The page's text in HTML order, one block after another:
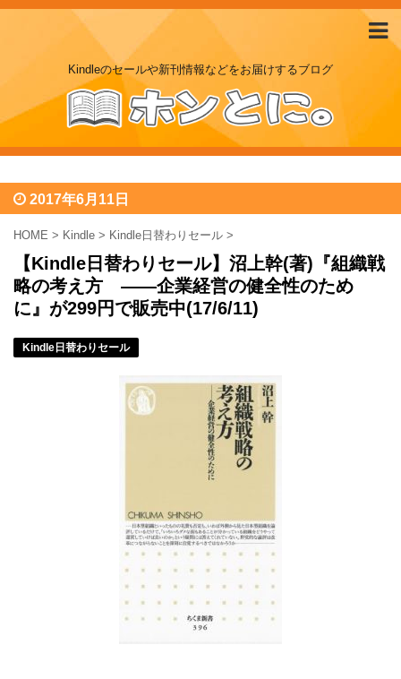
Kindleのセールや新刊情報などをお届けするブログ
2017年6月11日
HOME > Kindle > Kindle日替わりセール >
【Kindle日替わりセール】沼上幹(著)『組織戦
略の考え方 ――企業経営の健全性のため
に』が299円で販売中(17/6/11)
Kindle日替わりセール